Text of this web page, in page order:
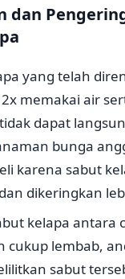
dan
yang telah
memakai air
dapat
bunga
karena sabut
dikeringkan
kelapa antara
cukup lembab,
sabut